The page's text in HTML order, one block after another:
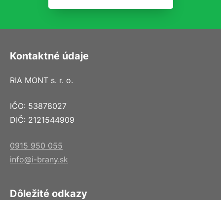
Kontaktné údaje
RIA MONT s. r. o.
IČO: 53878027
DIČ: 2121544909
0915 950 055
info@i-brany.sk
Dôležité odkazy